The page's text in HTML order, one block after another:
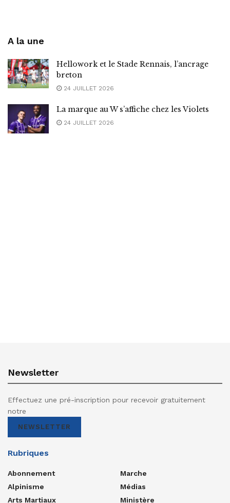
A la une
Hellowork et le Stade Rennais, l’ancrage
breton
24 JUILLET 2026
La marque au W s’affiche chez les Violets
24 JUILLET 2026
Newsletter
Effectuez une pré-inscription pour recevoir gratuitement
notre
NEWSLETTER
Rubriques
Abonnement
Alpinisme
Arts Martiaux
Marche
Médias
Ministère